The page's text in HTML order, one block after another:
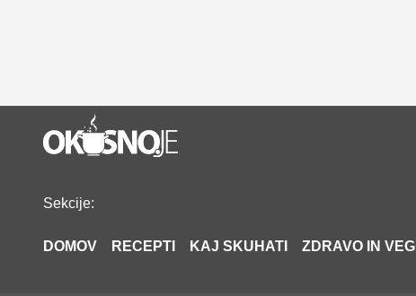
Sekcije:
DOMOV RECEPTI KAJ SKUHATI ZDRAVO IN VEGI